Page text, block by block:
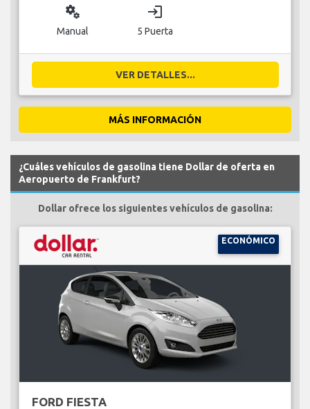
miscellaneous_services
Manual
login
5 Puerta
VER DETALLES...
MÁS INFORMACIÓN
¿Cuáles vehículos de gasolina tiene Dollar de oferta en
Aeropuerto de Frankfurt?
Dollar ofrece los siguientes vehículos de gasolina:
ECONÓMICO
FORD FIESTA